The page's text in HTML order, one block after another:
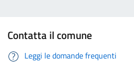
Contatta il comune
Leggi le domande frequenti